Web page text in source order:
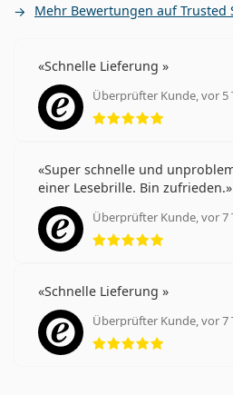
Mehr Bewertungen auf Trusted
Schnelle Lieferung
Überprüfter Kunde, vor 5
Super schnelle und
einer Lesebrille. Bin zufrieden.
Überprüfter Kunde, vor 7
Schnelle Lieferung
Überprüfter Kunde, vor 7